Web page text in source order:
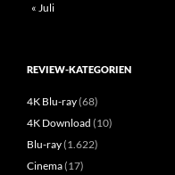
« Juli
REVIEW-KATEGORIEN
4K Blu-ray(68)
4K Download (10)
Blu-ray(1.622)
Cinema(17)